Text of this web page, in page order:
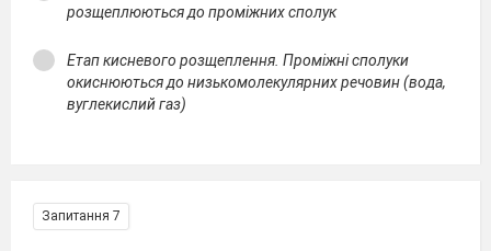
розщеплюються до проміжних сполук
Етап кисневого розщеплення. Проміжні сполуки
окиснюються до низькомолекулярних речовин (вода,
вуглекислий газ)
Запитання 7